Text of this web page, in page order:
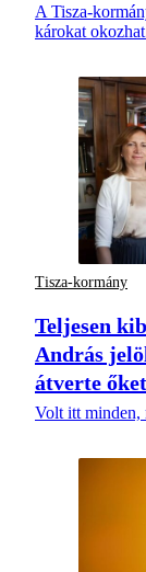
A Tisza-
károkat
Tisza-kormány
Teljesen
András
átverte őket
Volt itt minden,